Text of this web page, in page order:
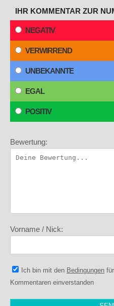
IHR KOMMENTAR ZUR
NEGATIV
VERWIRREND
UNBEKANNTE
EGAL
POSITIV
Bewertung:
Vorname / Nick:
Ich bin mit den Bedingungen
Kommentaren einverstanden